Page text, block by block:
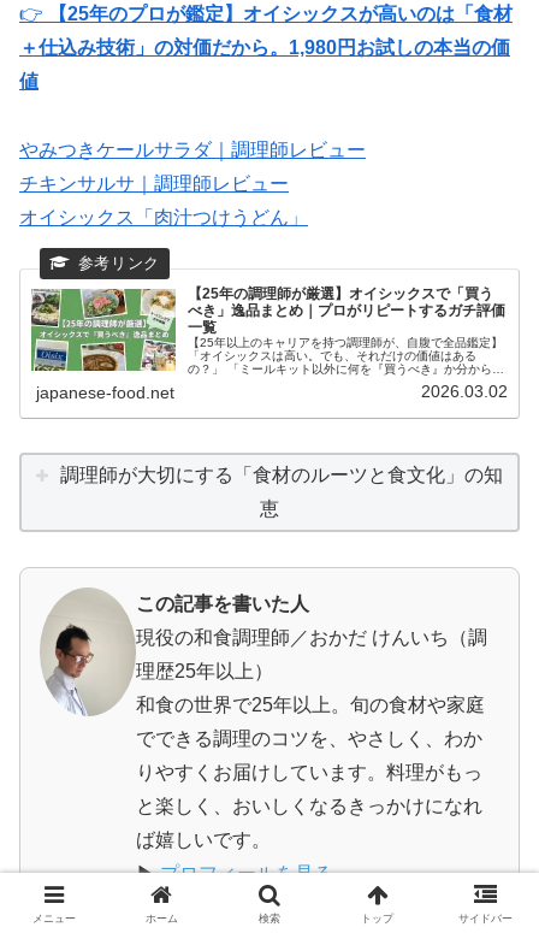
👉
【25年のプロが鑑定】オイシックスが高いのは「食材
＋仕込み技術」の対価だから。1,980円お試しの本当の価
値
やみつきケールサラダ｜調理師レビュー
チキンサルサ｜調理師レビュー
オイシックス「肉汁つけうどん」
【25年の調理師が厳選】オイシックスで「買う
べき」逸品まとめ｜プロがリピートするガチ評価
一覧
【25年以上のキャリアを持つ調理師が、自腹で全品鑑定】
「オイシックスは高い。でも、それだけの価値はある
の？」 「ミールキット以外に何を『買うべき』か分からな
japanese-food.net 2026.03.02
調理師が大切にする「食材のルーツと食文化」の知
恵
この記事を書いた人
現役の和食調理師／おかだ けんいち（調
理歴25年以上）
和食の世界で25年以上。旬の食材や家庭
でできる調理のコツを、やさしく、わか
りやすくお届けしています。料理がもっ
と楽しく、おいしくなるきっかけになれ
ば嬉しいです。
▶プロフィールを見る
メニュー ホーム 検索 トップ サイドバー